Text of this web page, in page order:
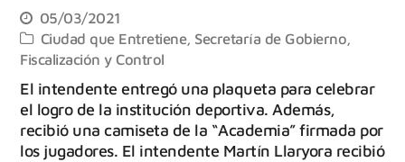
05/03/2021
Ciudad que Entretiene, Secretaría de Gobierno,
Fiscalización y Control
El intendente entregó una plaqueta para celebrar
el logro de la institución deportiva. Además,
recibió una camiseta de la “Academia” firmada por
los jugadores. El intendente Martín Llaryora recibió